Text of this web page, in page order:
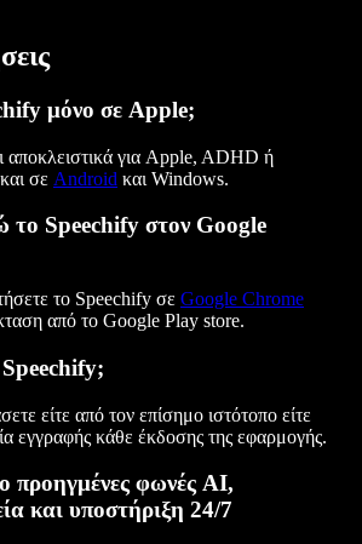
μόνο σε Apple;
αποκλειστικά για Apple, ADHD ή
σε Android και Windows.
το Speechify στον Google
το Speechify σε Google Chrome
από το Google Play store.
είτε από τον επίσημο ιστότοπο είτε
εγγραφής κάθε έκδοσης της εφαρμογής.
προηγμένες φωνές AI,
και υποστήριξη 24/7